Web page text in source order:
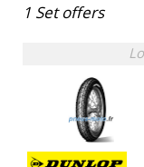
1 Set offers